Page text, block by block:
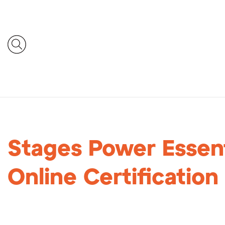
Stages Power
Online Certification